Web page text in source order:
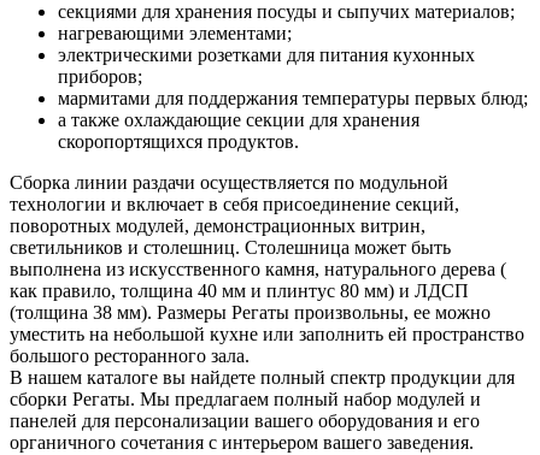
секциями для хранения посуды и сыпучих материалов;
нагревающими элементами;
электрическими розетками для питания кухонных
приборов;
мармитами для поддержания температуры первых блюд;
а также охлаждающие секции для хранения
скоропортящихся продуктов.
Сборка линии раздачи осуществляется по модульной
технологии и включает в себя присоединение секций,
поворотных модулей, демонстрационных витрин,
светильников и столешниц. Столешница может быть
выполнена из искусственного камня, натурального дерева (
как правило, толщина 40 мм и плинтус 80 мм) и ЛДСП
(толщина 38 мм). Размеры Регаты произвольны, ее можно
уместить на небольшой кухне или заполнить ей пространство
большого ресторанного зала.
В нашем каталоге вы найдете полный спектр продукции для
сборки Регаты. Мы предлагаем полный набор модулей и
панелей для персонализации вашего оборудования и его
органичного сочетания с интерьером вашего заведения.